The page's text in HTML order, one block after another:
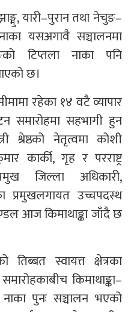
यारी–पुरान तथा नेचुङ–
यसअगावै सञ्चालनमा
टिप्तला नाका पनि
छ।
रहेका १४ वटै व्यापार
समारोहमा सहभागी हुन
श्रेष्ठको नेतृत्वमा कोशी
कार्की, गृह र परराष्ट्र
जिल्ला अधिकारी,
प्रमुखलगायत उच्चपदस्थ
आज किमाथाङ्का जाँदै छ
तिब्बत स्वायत्त क्षेत्रका
किमाथाङ्का–
पुनः सञ्चालन भएको